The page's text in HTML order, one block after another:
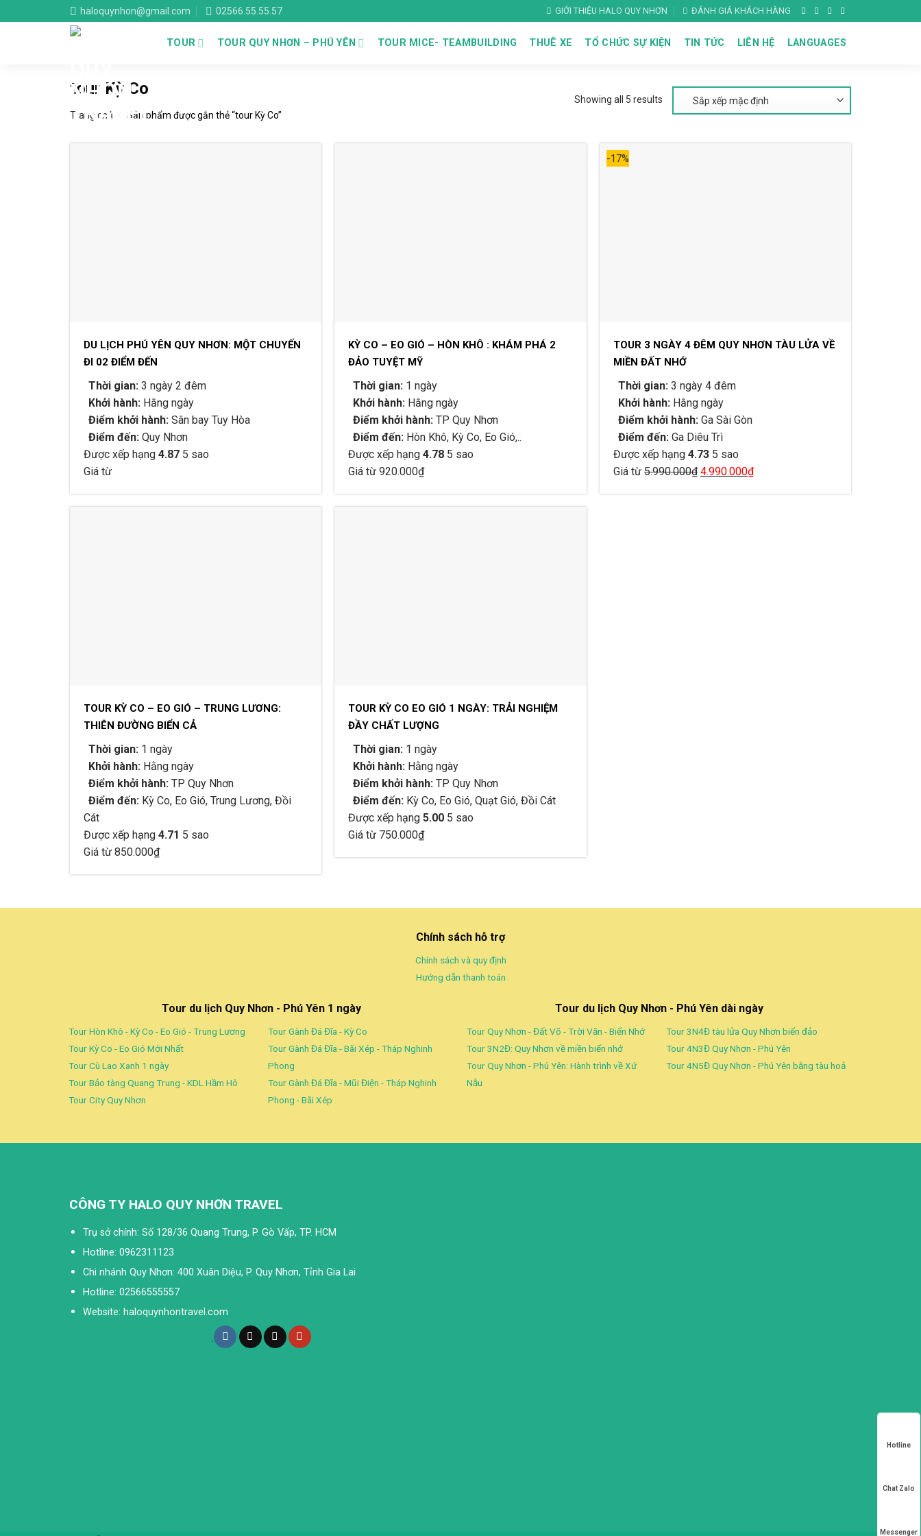
to
haloquynhon@gmail.com 02566.55.55.57 GIỚI THIỆU HALO QUY NHƠN ĐÁNH GIÁ KHÁCH HÀNG
TOUR TOUR QUY NHƠN – PHÚ YÊN TOUR MICE- TEAMBUILDING THUÊ XE TỔ CHỨC SỰ KIỆN TIN TỨC LIÊN HỆ LANGUAGES
tour Kỳ Co
Trang chủ / Sản phẩm được gắn thẻ “tour Kỳ Co”
Showing all 5 results
DU LỊCH PHÚ YÊN QUY NHƠN: MỘT CHUYẾN
ĐI 02 ĐIỂM ĐẾN
Thời gian: 3 ngày 2 đêm
Khởi hành: Hằng ngày
Điểm khởi hành: Sân bay Tuy Hòa
Điểm đến: Quy Nhơn
Được xếp hạng 4.875 sao
Giá từ
KỲ CO – EO GIÓ – HÒN KHÔ : KHÁM PHÁ 2
ĐẢO TUYỆT MỸ
Thời gian: 1 ngày
Khởi hành: Hằng ngày
Điểm khởi hành: TP Quy Nhơn
Điểm đến: Hòn Khô, Kỳ Co, Eo Gió,..
Được xếp hạng4.78 5 sao
Giá từ920.000₫
-17%
TOUR 3 NGÀY 4 ĐÊM QUY NHƠN TÀU LỬA VỀ
MIỀN ĐẤT NHỚ
Thời gian: 3 ngày 4 đêm
Khởi hành: Hằng ngày
Điểm khởi hành: Ga Sài Gòn
Điểm đến: Ga Diêu Trì
Được xếp hạng4.73 5 sao
Giá từ5.990.000₫ Giá
4.990.000₫Giá
TOUR KỲ CO – EO GIÓ – TRUNG LƯƠNG:
THIÊN ĐƯỜNG BIỂN CẢ
Thời gian:1 ngày
Khởi hành:Hằng ngày
Điểm khởi hành:TP Quy Nhơn
Điểm đến:Kỳ Co, Eo Gió, Trung Lương, Đồi
Cát
Được xếp hạng 4.71 5 sao
Giá từ 850.000₫
TOUR KỲ CO EO GIÓ 1 NGÀY: TRẢI NGHIỆM
ĐẦY CHẤT LƯỢNG
Thời gian: 1 ngày
Khởi hành: Hằng ngày
Điểm khởi hành: TP Quy Nhơn
Điểm đến: Kỳ Co, Eo Gió, Quạt Gió, Đồi Cát
Được xếp hạng5.00 5 sao
Giá từ 750.000₫
Chính sách hỗ trợ
Chính sách và quy định
Hướng dẫn thanh toán
Tour du lịch Quy Nhơn - Phú Yên 1 ngày
Tour Hòn Khô - Kỳ Co - Eo Gió - Trung Lương
Tour Kỳ Co - Eo Gió Mới Nhất
Tour Cù Lao Xanh 1 ngày
Tour Bảo tàng Quang Trung - KDL Hầm Hô
Tour City Quy Nhơn
Tour Gành Đá Đĩa - Kỳ Co
Tour Gành Đá Đĩa - Bãi Xép - Tháp Nghinh
Phong
Tour Gành Đá Đĩa - Mũi Điện - Tháp Nghinh
Phong - Bãi Xép
Tour du lịch Quy Nhơn - Phú Yên dài ngày
Tour Quy Nhơn - Đất Võ - Trời Văn - Biển Nhớ
Tour 3N2Đ: Quy Nhơn về miền biển nhớ
Tour Quy Nhơn - Phú Yên: Hành trình về Xứ
Nẫu
Tour 3N4Đ tàu lửa Quy Nhơn biển đảo
Tour 4N3Đ Quy Nhơn - Phú Yên
Tour 4N5Đ Quy Nhơn - Phú Yên bằng tàu hoả
CÔNG TY HALO QUY NHƠN TRAVEL
Trụ sở chính: Số 128/36 Quang Trung, P. Gò Vấp, TP. HCM
Hotline: 0962311123
Chi nhánh Quy Nhơn: 400 Xuân Diệu, P. Quy Nhơn, Tỉnh Gia Lai
Hotline: 02566555557
Website: haloquynhontravel.com
Hotline
Chat Zalo
Messenger